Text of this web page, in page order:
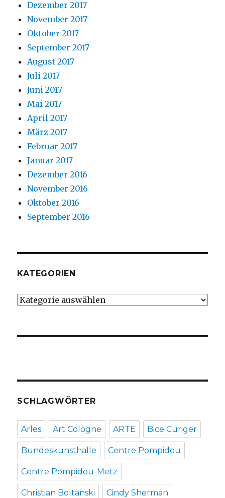
Dezember 2017
November 2017
Oktober 2017
September 2017
August 2017
Juli 2017
Juni 2017
Mai 2017
April 2017
März 2017
Februar 2017
Januar 2017
Dezember 2016
November 2016
Oktober 2016
September 2016
KATEGORIEN
Kategorien
SCHLAGWÖRTER
Arles Art Cologne ARTE Bice Curiger
Bundeskunsthalle Centre Pompidou
Centre Pompidou-Metz
Christian Boltanski Cindy Sherman